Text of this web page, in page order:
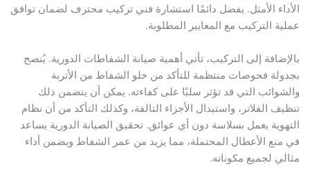
الأمثل. يفضل دائمًا استشارة فني تركيب محترف لضمان توافق
التركيب مع المعايير المطلوبة.
إلى التركيب، تأتي أهمية صيانة الشفاطات الدورية. يُنصح
فحوصات منتظمة للتأكد من خلو الشفاط من الأتربة
التي قد تؤثر سلبًا على كفاءته. يمكن أن يتضمن ذلك
الفلاتر، واستبدال الأجزاء التالفة، وكذلك التأكد من أن نظام
يعمل بسلاسة دون أي عوائق. تحقيق الصيانة الدورية يساعد
الأعطال المحتملة، مما يزيد من عمر الشفاط ويضمن أداء
لجميع مكوناته.